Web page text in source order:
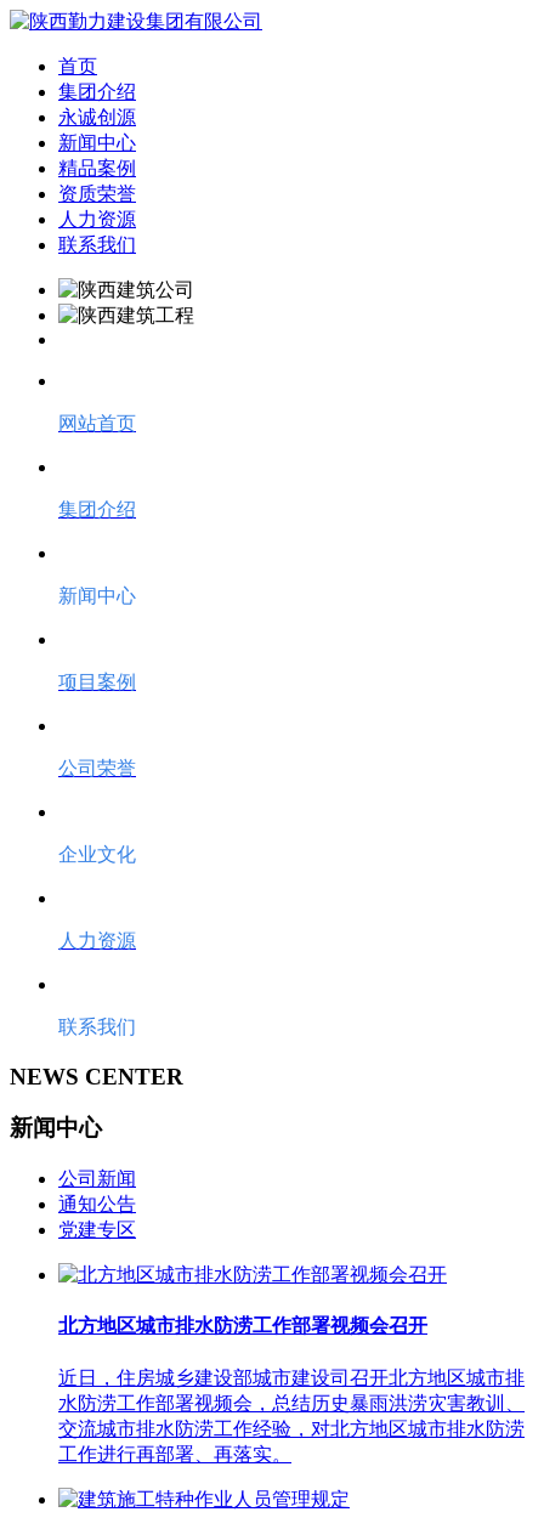
首页
集团介绍
永诚创源
新闻中心
精品案例
资质荣誉
人力资源
联系我们
网站首页
集团介绍
新闻中心
项目案例
公司荣誉
企业文化
人力资源
联系我们
NEWS CENTER
新闻中心
公司新闻
通知公告
党建专区
北方地区城市排水防涝工作部署视频会召开
近日，住房城乡建设部城市建设司召开北方地区城市排
水防涝工作部署视频会，总结历史暴雨洪涝灾害教训、
交流城市排水防涝工作经验，对北方地区城市排水防涝
工作进行再部署、再落实。